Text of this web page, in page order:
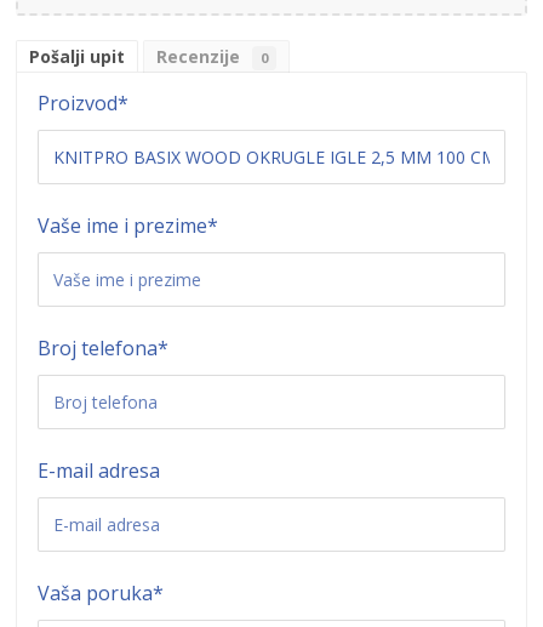
Pošalji upit Recenzije 0
Proizvod*
Vaše ime i prezime*
Broj telefona*
E-mail adresa
Vaša poruka*